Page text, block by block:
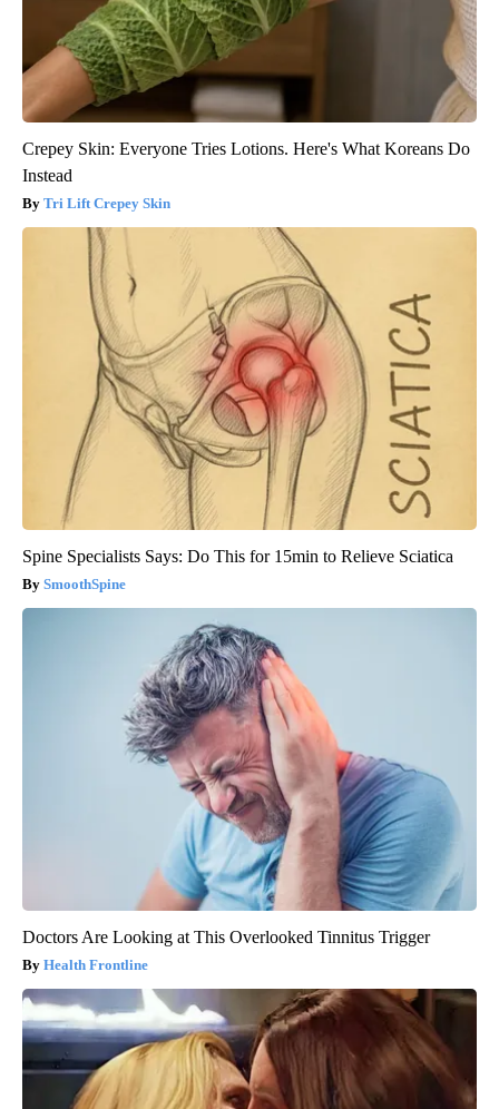
Crepey Skin: Everyone Tries Lotions. Here's What Koreans Do
Instead
Tri Lift Crepey Skin
Spine Specialists Says: Do This for 15min to Relieve Sciatica
SmoothSpine
Doctors Are Looking at This Overlooked Tinnitus Trigger
Health Frontline